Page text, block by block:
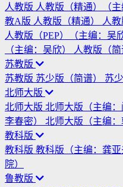
人教版 人教版（精通）（主
教A版 人教版（精通）
人
人教版（PEP）（主编：吴
（主编：吴欣）
人教版（简
苏教版
苏教版 苏少版（简谱） 苏
北师大版
北师大版 北师大版（主编：
李春密） 北师大版（主编：
教科版
教科版 教科版（主编：龚亚
院）
鲁教版